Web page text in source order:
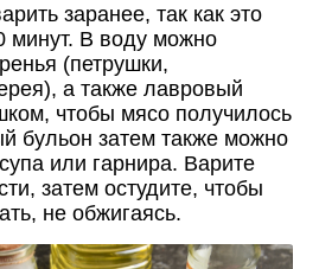
заранее, так как это
минут. В воду можно
(петрушки,
а также лавровый
чтобы мясо получилось
бульон затем также можно
или гарнира. Варите
затем остудите, чтобы
не обжигаясь.